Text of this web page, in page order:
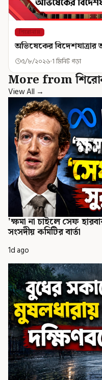
শিরোনাম
অভিষেকের
৫/৮/২০২৬ 1 মিনিট পড়া
More from
View All →
'ক্ষমা না চাইলে সেফ
সংসদীয় কমিটির বার্তা
1d ago